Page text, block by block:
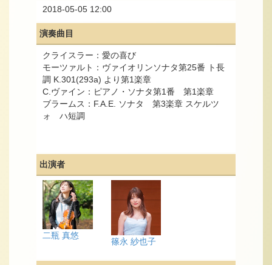
2018-05-05 12:00
演奏曲目
クライスラー：愛の喜び
モーツァルト：ヴァイオリンソナタ第25番 ト長
調 K.301(293a) より第1楽章
C.ヴァイン：ピアノ・ソナタ第1番 第1楽章
ブラームス：F.A.E. ソナタ 第3楽章 スケルツ
ォ ハ短調
出演者
二瓶 真悠
篠永 紗也子